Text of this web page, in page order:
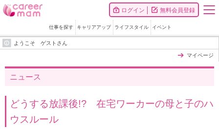
ログイン 無料会員登録
仕事を探す キャリアアップ ライフスタイル イベント
ようこそ ゲストさん
マイページ
ニュース
どうする放課後!? 在宅ワーカーの母と子のハ
ウスルール